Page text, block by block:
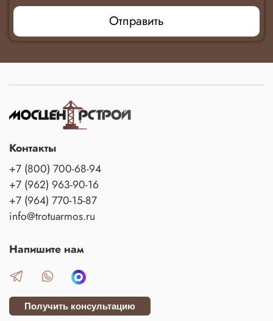
Отправить
Контакты
+7 (800) 700-68-94
+7 (962) 963-90-16
+7 (964) 770-15-87
info@trotuarmos.ru
Напишите нам
Получить консультацию